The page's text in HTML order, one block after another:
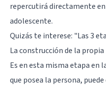
repercutirá directamente
adolescente.
Quizás te interese: "Las 3
La construcción de la
Es en esta misma etapa en
que posea la persona,